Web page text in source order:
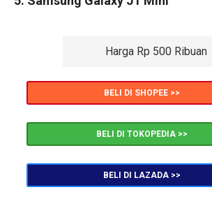
Harga Rp 500 Ribuan
BELI DI SHOPEE >>
BELI DI TOKOPEDIA >>
BELI DI LAZADA >>